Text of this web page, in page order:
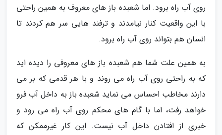
روی آب راه برود. اما شعبده باز های معروف به همین راحتی
با این واقعیت کنار نیامدند و ترفند هایی سر هم کردند تا
انسان هم بتواند روی آب راه برود.
به همین علت شما هم شعبده باز های معروفی را دیده اید
که به راحتی روی آب راه می روند و با هر قدمی که بر می
دارند مخاطب احساس می نماید شعبده باز به داخل آب فرو
خواهد رفت، اما با گام های محکم روی آب راه می رود و
خبری از افتادن داخل آب نیست. این کار غیرممکن که